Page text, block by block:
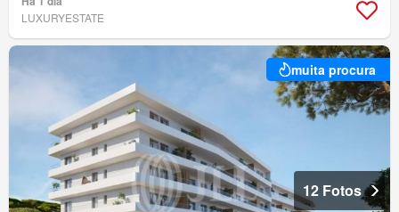
LUXURYESTATE
muita procura
12 Fotos